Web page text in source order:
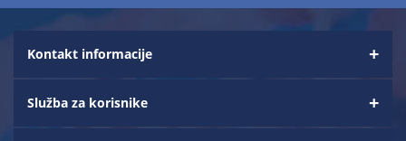
Kontakt informacije
Služba za korisnike